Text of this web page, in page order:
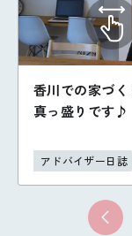
香川での家づく
真っ盛りです♪
アドバイザー日誌